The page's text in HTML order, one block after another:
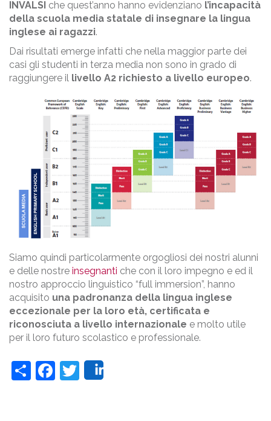
INVALSI che quest’anno hanno evidenziano l’incapacità
della scuola media statale di insegnare la lingua
inglese ai ragazzi.
Dai risultati emerge infatti che nella maggior parte dei
casi gli studenti in terza media non sono in grado di
raggiungere il livello A2 richiesto a livello europeo.
Siamo quindi particolarmente orgogliosi dei nostri alunni
e delle nostre insegnanti che con il loro impegno e ed il
nostro approccio linguistico “full immersion”, hanno
acquisito una padronanza della lingua inglese
eccezionale per la loro età, certificata e
riconosciuta a livello internazionale e molto utile
per il loro futuro scolastico e professionale.
ShareFacebook
Twitter